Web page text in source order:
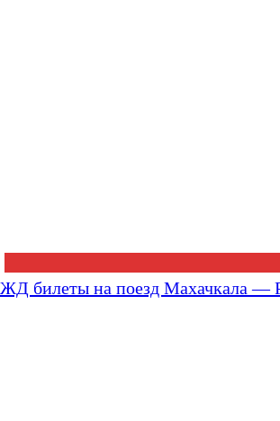
ЖД билеты на поезд Махачкала —